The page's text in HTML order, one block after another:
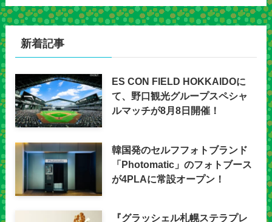
新着記事
ES CON FIELD HOKKAIDOに
て、野口観光グループスペシャ
ルマッチが8月8日開催！
韓国発のセルフフォトブランド
「Photomatic」のフォトブース
が4PLAに常設オープン！
『グラッシェル札幌ステラプレ